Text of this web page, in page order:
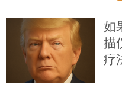
如
描
疗